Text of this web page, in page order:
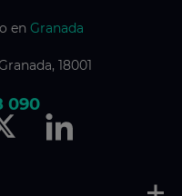
en Granada
18001
090